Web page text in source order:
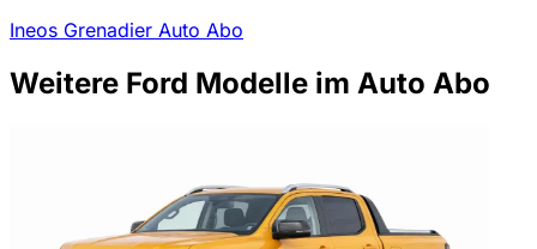
Ineos Grenadier Auto Abo
Weitere Ford Modelle im Auto Abo